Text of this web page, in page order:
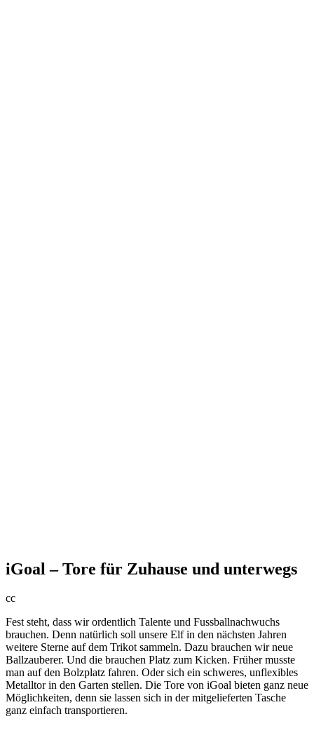
iGoal – Tore für Zuhause und unterwegs
cc
Fest steht, dass wir ordentlich Talente und Fussballnachwuchs
brauchen. Denn natürlich soll unsere Elf in den nächsten Jahren
weitere Sterne auf dem Trikot sammeln. Dazu brauchen wir neue
Ballzauberer. Und die brauchen Platz zum Kicken. Früher musste
man auf den Bolzplatz fahren. Oder sich ein schweres, unflexibles
Metalltor in den Garten stellen. Die Tore von iGoal bieten ganz neue
Möglichkeiten, denn sie lassen sich in der mitgelieferten Tasche
ganz einfach transportieren.